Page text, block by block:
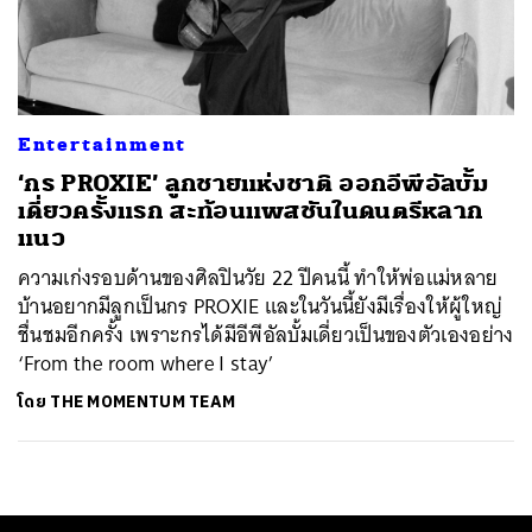
Entertainment
‘กร PROXIE’ ลูกชายแห่งชาติ ออกอีพีอัลบั้ม
เดี่ยวครั้งแรก สะท้อนแพสชันในดนตรีหลาก
แนว
ความเก่งรอบด้านของศิลปินวัย 22 ปีคนนี้ ทำให้พ่อแม่หลาย
บ้านอยากมีลูกเป็นกร PROXIE และในวันนี้ยังมีเรื่องให้ผู้ใหญ่
ชื่นชมอีกครั้ง เพราะกรได้มีอีพีอัลบั้มเดี่ยวเป็นของตัวเองอย่าง
‘From the room where I stay’
โดย THE MOMENTUM TEAM
ค้นหา
SHARE TWEET LINE EMAIL